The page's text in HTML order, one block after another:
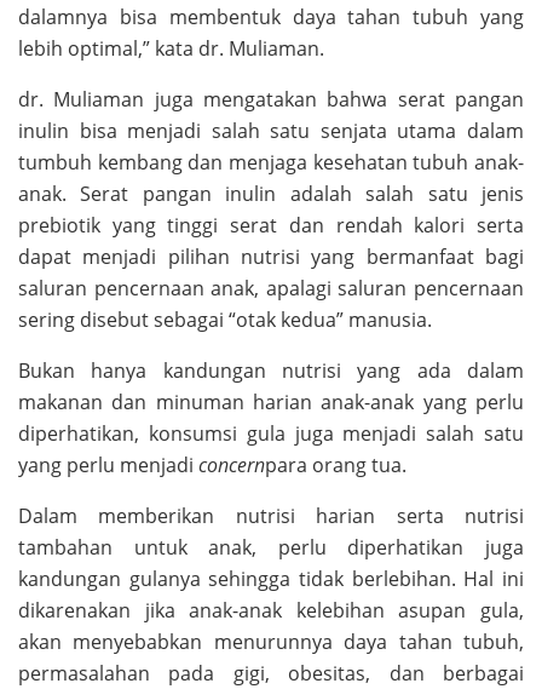
dalamnya bisa membentuk daya tahan tubuh yang
lebih optimal,” kata dr. Muliaman.
dr. Muliaman juga mengatakan bahwa serat pangan
inulin bisa menjadi salah satu senjata utama dalam
tumbuh kembang dan menjaga kesehatan tubuh anak-
anak. Serat pangan inulin adalah salah satu jenis
prebiotik yang tinggi serat dan rendah kalori serta
dapat menjadi pilihan nutrisi yang bermanfaat bagi
saluran pencernaan anak, apalagi saluran pencernaan
sering disebut sebagai “otak kedua” manusia.
Bukan hanya kandungan nutrisi yang ada dalam
makanan dan minuman harian anak-anak yang perlu
diperhatikan, konsumsi gula juga menjadi salah satu
yang perlu menjadi concernpara orang tua.
Dalam memberikan nutrisi harian serta nutrisi
tambahan untuk anak, perlu diperhatikan juga
kandungan gulanya sehingga tidak berlebihan. Hal ini
dikarenakan jika anak-anak kelebihan asupan gula,
akan menyebabkan menurunnya daya tahan tubuh,
permasalahan pada gigi, obesitas, dan berbagai